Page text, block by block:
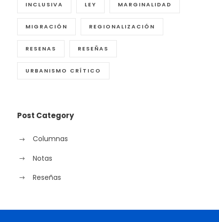
INCLUSIVA LEY MARGINALIDAD
MIGRACIÓN REGIONALIZACIÓN
RESENAS RESEÑAS
URBANISMO CRÍTICO
Post Category
Columnas
Notas
Reseñas